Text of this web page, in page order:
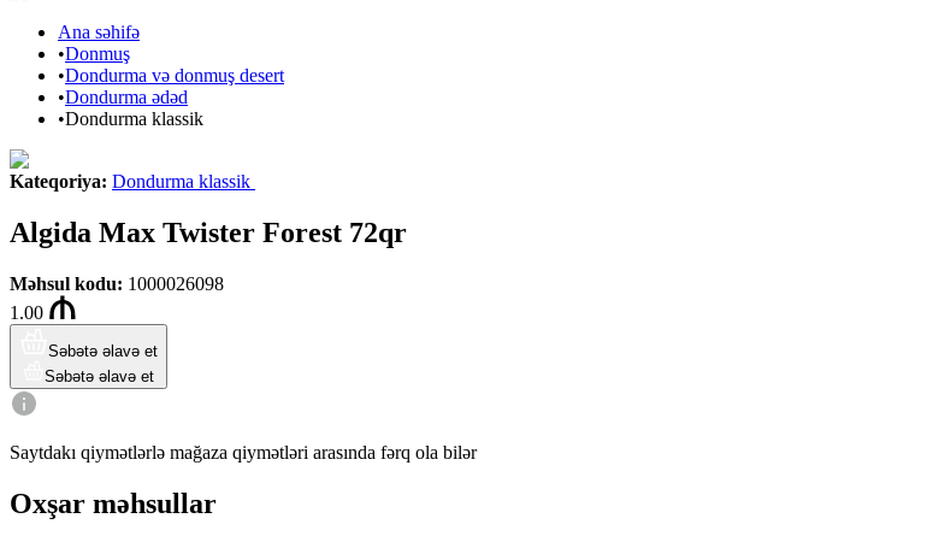
Ana səhifə
•Donmuş
•Dondurma və donmuş desert
•Dondurma ədəd
•Dondurma klassik
Kateqoriya: Dondurma klassik
Algida Max Twister Forest 72qr
Məhsul kodu: 1000026098
1.00
Səbətə əlavə et
Səbətə əlavə et
Saytdakı qiymətlərlə mağaza qiymətləri arasında fərq ola bilər
Oxşar məhsullar